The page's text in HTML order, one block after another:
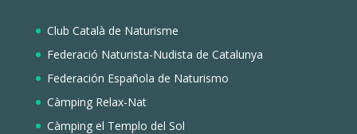
Club Català de Naturisme
Federació Naturista-Nudista de Catalunya
Federación Española de Naturismo
Càmping Relax-Nat
Càmping el Templo del Sol